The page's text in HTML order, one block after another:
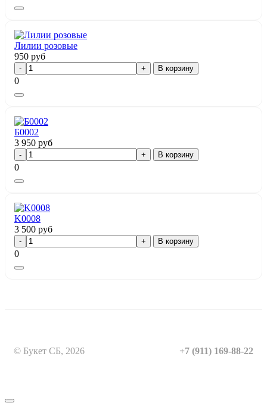
Лилии розовые
950 руб
В корзину
0
Б0002
3 950 руб
В корзину
0
K0008
3 500 руб
В корзину
0
© Букет СБ, 2026 +7 (911) 169-88-22